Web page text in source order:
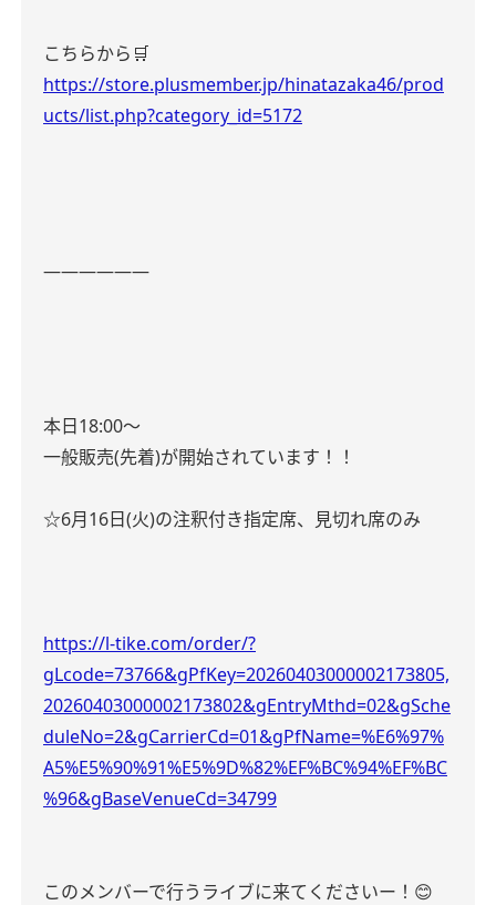
こちらから🛒
https://store.plusmember.jp/hinatazaka46/prod
ucts/list.php?category_id=5172
――――――
本日18:00〜
一般販売(先着)が開始されています！！
☆6月16日(火)の注釈付き指定席、見切れ席のみ
https://l-tike.com/order/?
gLcode=73766&gPfKey=20260403000002173805,
20260403000002173802&gEntryMthd=02&gSche
duleNo=2&gCarrierCd=01&gPfName=%E6%97%
A5%E5%90%91%E5%9D%82%EF%BC%94%EF%BC
%96&gBaseVenueCd=34799
このメンバーで行うライブに来てくださいー！😊